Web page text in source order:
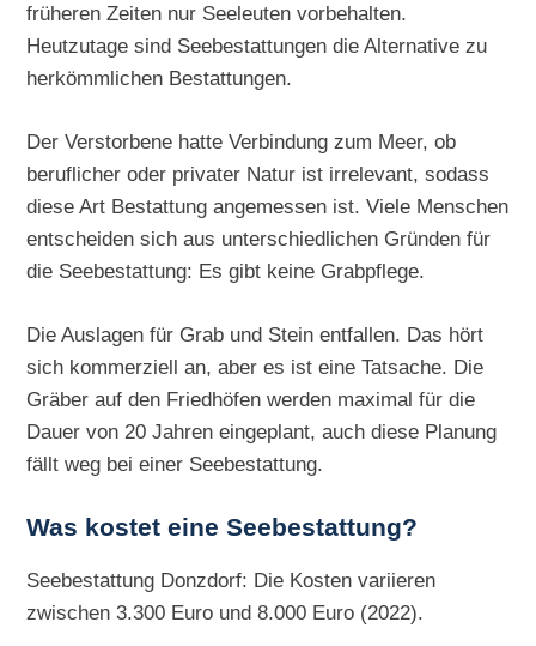
früheren Zeiten nur Seeleuten vorbehalten.
Heutzutage sind Seebestattungen die Alternative zu
herkömmlichen Bestattungen.
Der Verstorbene hatte Verbindung zum Meer, ob
beruflicher oder privater Natur ist irrelevant, sodass
diese Art Bestattung angemessen ist. Viele Menschen
entscheiden sich aus unterschiedlichen Gründen für
die Seebestattung: Es gibt keine Grabpflege.
Die Auslagen für Grab und Stein entfallen. Das hört
sich kommerziell an, aber es ist eine Tatsache. Die
Gräber auf den Friedhöfen werden maximal für die
Dauer von 20 Jahren eingeplant, auch diese Planung
fällt weg bei einer Seebestattung.
Was kostet eine Seebestattung?
Seebestattung Donzdorf: Die Kosten variieren
zwischen 3.300 Euro und 8.000 Euro (2022).